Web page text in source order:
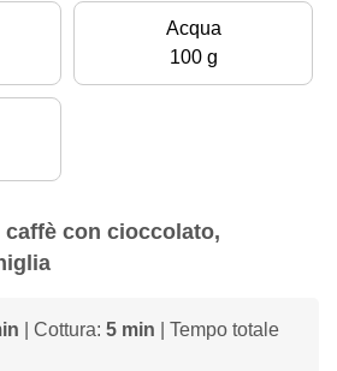
Acqua
100 g
caffè con cioccolato,
| Cottura: 5 min | Tempo totale